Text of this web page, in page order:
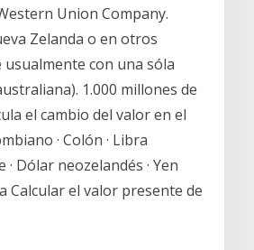
Union Company.
Zelanda o en otros
con una sóla
1.000 millones de
el cambio del valor en el
· Colón · Libra
Dólar neozelandés · Yen
Calcular el valor presente de